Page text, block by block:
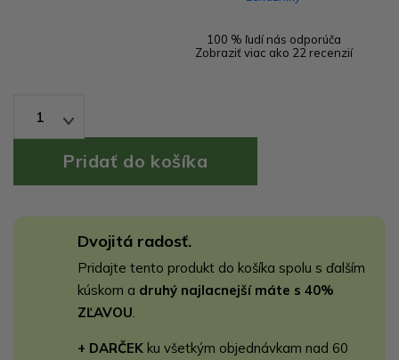
100 % ľudí nás odporúča
Zobraziť viac ako 22 recenzií
1
Dvojitá radosť.
Pridajte tento produkt do košíka spolu s ďalším
kúskom a druhý najlacnejší máte s 40%
ZĽAVOU
+ DARČEK ku všetkým objednávkam nad 60